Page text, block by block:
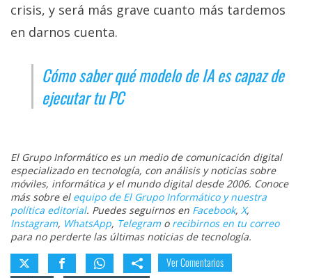
crisis, y será más grave cuanto más tardemos
en darnos cuenta.
Cómo saber qué modelo de IA es capaz de
ejecutar tu PC
El Grupo Informático es un medio de comunicación digital
especializado en tecnología, con análisis y noticias sobre
móviles, informática y el mundo digital desde 2006. Conoce
más sobre el equipo de El Grupo Informático y nuestra
política editorial. Puedes seguirnos en Facebook, X,
Instagram, WhatsApp, Telegramo recibirnos en tu correo
para no perderte las últimas noticias de tecnología.
Ver Comentarios